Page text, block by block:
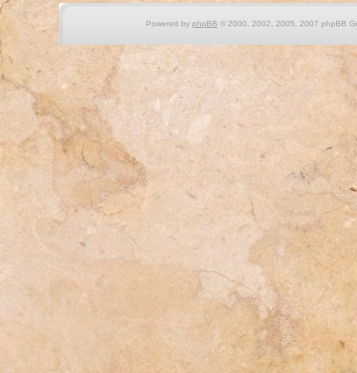
Powered by phpBB © 2000, 2002, 2005, 2007 phpBB